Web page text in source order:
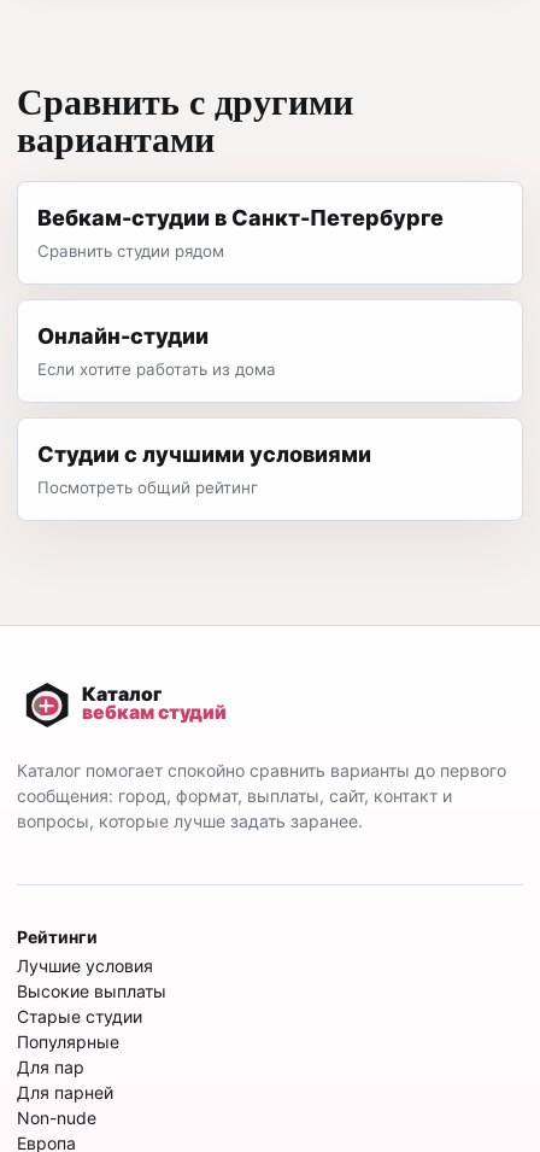
Сравнить с другими
вариантами
Вебкам-студии в Санкт-Петербурге
Сравнить студии рядом
Онлайн-студии
Если хотите работать из дома
Студии с лучшими условиями
Посмотреть общий рейтинг
Каталог помогает спокойно сравнить варианты до первого
сообщения: город, формат, выплаты, сайт, контакт и
вопросы, которые лучше задать заранее.
Рейтинги
Лучшие условия
Высокие выплаты
Старые студии
Популярные
Для пар
Для парней
Non-nude
Европа